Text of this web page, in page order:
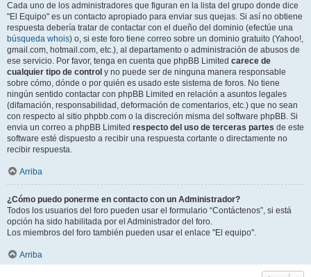
Cada uno de los administradores que figuran en la lista del grupo donde dice
"El Equipo" es un contacto apropiado para enviar sus quejas. Si así no obtiene
respuesta debería tratar de contactar con el dueño del dominio (efectúe una
búsqueda whois) o, si este foro tiene correo sobre un dominio gratuito (Yahoo!,
gmail.com, hotmail.com, etc.), al departamento o administración de abusos de
ese servicio. Por favor, tenga en cuenta que phpBB Limited carece de
cualquier tipo de control y no puede ser de ninguna manera responsable
sobre cómo, dónde o por quién es usado este sistema de foros. No tiene
ningún sentido contactar con phpBB Limited en relación a asuntos legales
(difamación, responsabilidad, deformación de comentarios, etc.) que no sean
con respecto al sitio phpbb.com o la discreción misma del software phpBB. Si
envia un correo a phpBB Limited respecto del uso de terceras partes de este
software esté dispuesto a recibir una respuesta cortante o directamente no
recibir respuesta.
Arriba
¿Cómo puedo ponerme en contacto con un Administrador?
Todos los usuarios del foro pueden usar el formulario “Contáctenos”, si está
opción ha sido habilitada por el Administrador del foro.
Los miembros del foro también pueden usar el enlace "El equipo".
Arriba